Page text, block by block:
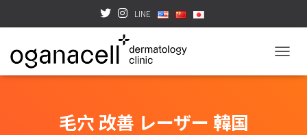
LINE
毛穴 改善 レーザー 韓国